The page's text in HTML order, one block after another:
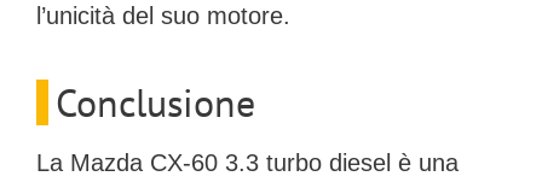
l’unicità del suo motore.
Conclusione
La Mazda CX-60 3.3 turbo diesel è una